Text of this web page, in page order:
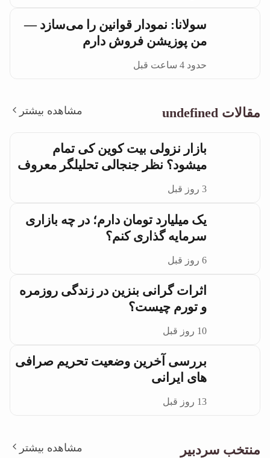
سولانا: نمودار قوانین را می‌سازد —
من پوزیشن فروش دارم
حدود 4 ساعت قبل
مقالات undefined مشاهده بیشتر
بازار نزولی بیت کوین کی تمام
میشود؟ نظر جنجالی تحلیلگر معروف
3 روز قبل
یک میلیارد تومان دارم؛ در چه بازاری
سرمایه گذاری کنم؟
6 روز قبل
اثرات گرانی بنزین در زندگی روزمره
و تورم چیست؟
10 روز قبل
بررسی آخرین وضعیت تحریم صرافی
های ایرانی
13 روز قبل
منتخب سردبیر مشاهده بیشتر